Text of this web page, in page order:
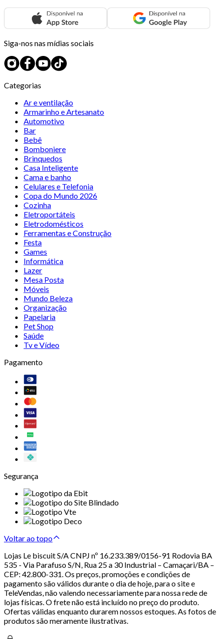
Siga-nos nas mídias sociais
Categorias
Ar e ventilação
Armarinho e Artesanato
Automotivo
Bar
Bebê
Bomboniere
Brinquedos
Casa Inteligente
Cama e banho
Celulares e Telefonia
Copa do Mundo 2026
Cozinha
Eletroportáteis
Eletrodomésticos
Ferramentas e Construção
Festa
Games
Informática
Lazer
Mesa Posta
Móveis
Mundo Beleza
Organização
Papelaria
Pet Shop
Saúde
Tv e Vídeo
Pagamento
Segurança
Voltar ao topo
Lojas Le biscuit S/A CNPJ nº 16.233.389/0156-91 Rodovia BA
535 - Via Parafuso S/N, Rua 25 a 30 Industrial – Camaçari/BA –
CEP: 42.800-331. Os preços, promoções e condições de
pagamento são válidos durante o dia de hoje, para o site e
TeleVendas, não valendo necessariamente para nossa rede de
lojas físicas. O frete não está incluído no preço do produto.
Ofertas válidas enquanto durarem nossos estoques. As fotos de
produtos são meramente ilustrativas.